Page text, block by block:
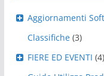
Aggiornamenti
Classifiche (3)
FIERE ED EVENTI (4)